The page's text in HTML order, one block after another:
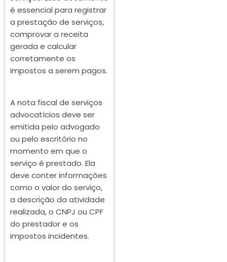
é essencial para registrar
a prestação de serviços,
comprovar a receita
gerada e calcular
corretamente os
impostos a serem pagos.
A nota fiscal de serviços
advocatícios deve ser
emitida pelo advogado
ou pelo escritório no
momento em que o
serviço é prestado. Ela
deve conter informações
como o valor do serviço,
a descrição da atividade
realizada, o CNPJ ou CPF
do prestador e os
impostos incidentes.